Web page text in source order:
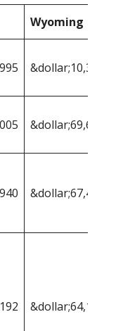
Wyoming
&dollar;10,368
&dollar;69,632
&dollar;67,475
&dollar;64,127